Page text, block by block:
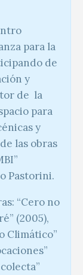
para la
de
y
de la
para
y
las obras
Pastorini.
“Cero no
(2005),
Climático”